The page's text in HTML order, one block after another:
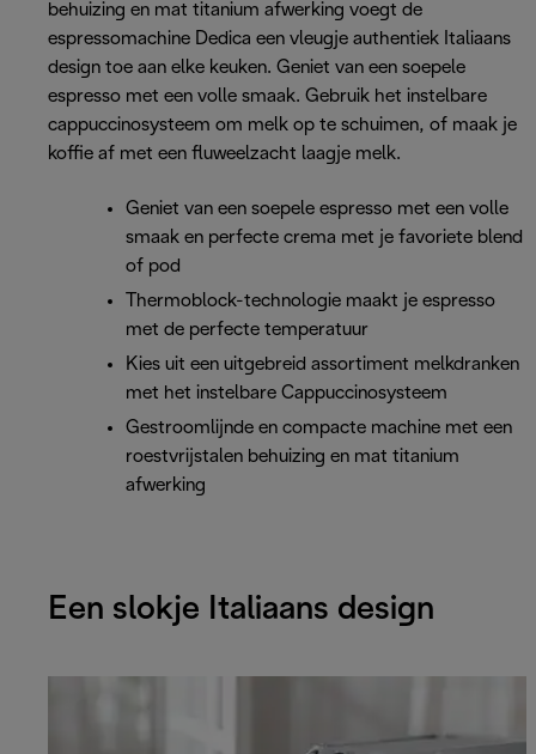
behuizing en mat titanium afwerking voegt de
espressomachine Dedica een vleugje authentiek Italiaans
design toe aan elke keuken. Geniet van een soepele
espresso met een volle smaak. Gebruik het instelbare
cappuccinosysteem om melk op te schuimen, of maak je
koffie af met een fluweelzacht laagje melk.
Geniet van een soepele espresso met een volle
smaak en perfecte crema met je favoriete blend
of pod
Thermoblock-technologie maakt je espresso
met de perfecte temperatuur
Kies uit een uitgebreid assortiment melkdranken
met het instelbare Cappuccinosysteem
Gestroomlijnde en compacte machine met een
roestvrijstalen behuizing en mat titanium
afwerking
Een slokje Italiaans design